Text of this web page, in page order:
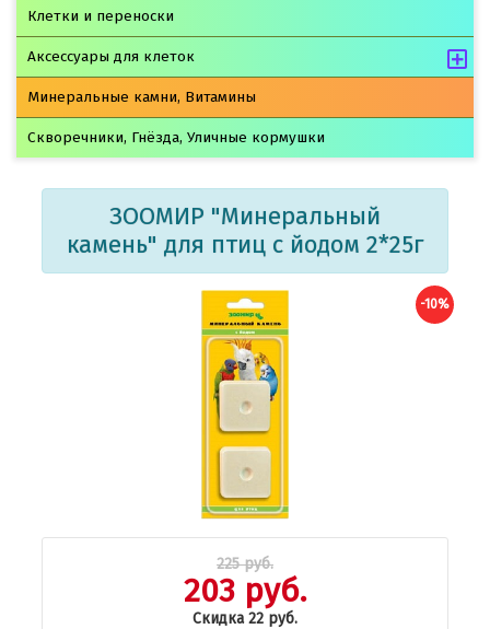
Клетки и переноски
Аксессуары для клеток
Минеральные камни, Витамины
Скворечники, Гнёзда, Уличные кормушки
ЗООМИР "Минеральный
камень" для птиц с йодом 2*25г
-10%
225 руб.
203 руб.
Скидка 22 руб.